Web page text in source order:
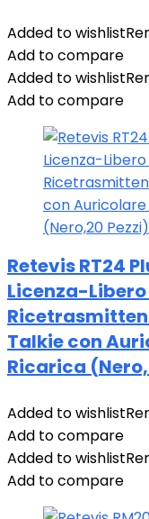
Added to wishlist
Add to compare
Added to wishlist
Add to compare
Retevis RT24
Licenza-Libero
Talkie con
Ricarica
Added to wishlist
Add to compare
Added to wishlist
Add to compare